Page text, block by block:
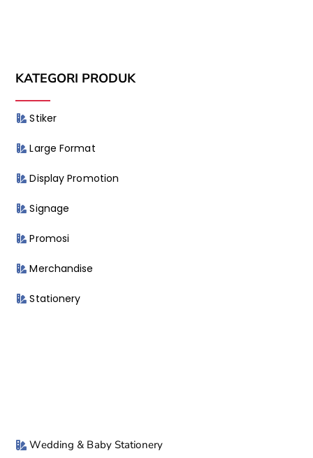
KATEGORI PRODUK
Stiker
Large Format
Display Promotion
Signage
Promosi
Merchandise
Stationery
Wedding & Baby Stationery